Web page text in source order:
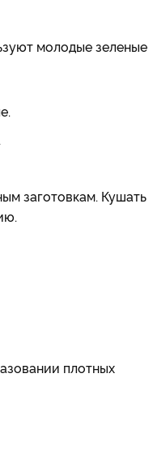
молодые зеленые
заготовкам. Кушать
плотных